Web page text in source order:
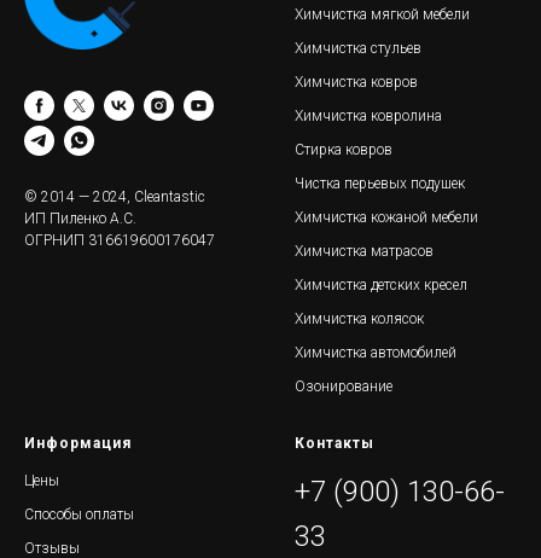
© 2014 — 2024, Cleantastic
ИП Пиленко А.С.
ОГРНИП 316619600176047
Химчистка мягкой мебели
Химчистка стульев
Химчистка ковров
Химчистка ковролина
Стирка ковров
Чистка перьевых подушек
Химчистка кожаной мебели
Химчистка матрасов
Химчистка детских кресел
Химчистка колясок
Химчистка автомобилей
Озонирование
Информация
Цены
Способы оплаты
Отзывы
Контакты
+7 (900) 130-66-
33